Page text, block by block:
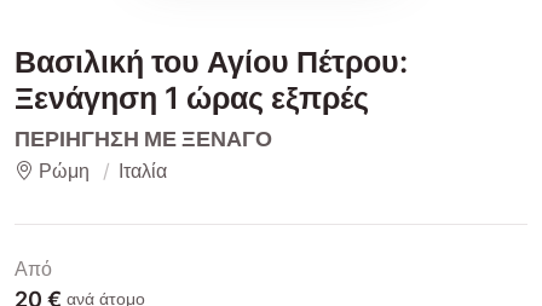
Βασιλική του Αγίου Πέτρου:
Ξενάγηση 1 ώρας εξπρές
ΠΕΡΙΉΓΗΣΗ ΜΕ ΞΕΝΑΓΌ
Ρώμη Ιταλία
Από
20 € ανά άτομο